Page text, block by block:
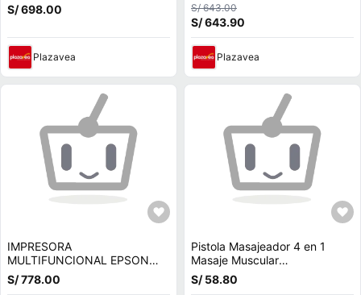
S/ 698.00
Plazavea
Wifi
S/ 643.00
S/ 643.90
Plazavea
IMPRESORA
MULTIFUNCIONAL EPSON
ECOTANK L3210
S/ 778.00
Pistola Masajeador 4 en 1
Masaje Muscular
Multifuncional 5 Velocidades
Morado
S/ 58.80